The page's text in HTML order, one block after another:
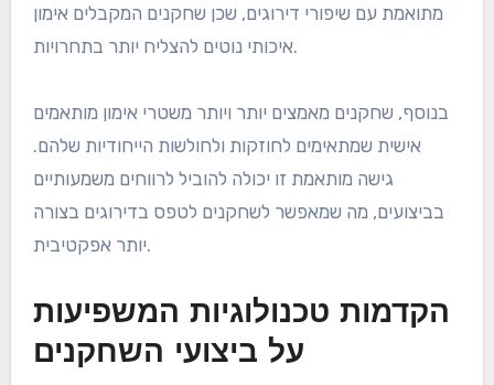
מתואמת עם שיפורי דירוגים, שכן שחקנים המקבלים אימון
איכותי נוטים להצליח יותר בתחרויות.
בנוסף, שחקנים מאמצים יותר ויותר משטרי אימון מותאמים
אישית שמתאימים לחוזקות ולחולשות הייחודיות שלהם.
גישה מותאמת זו יכולה להוביל לרווחים משמעותיים
בביצועים, מה שמאפשר לשחקנים לטפס בדירוגים בצורה
יותר אפקטיבית.
הקדמות טכנולוגיות המשפיעות
על ביצועי השחקנים